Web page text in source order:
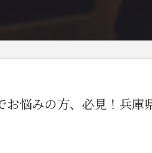
お悩みの方、必見！兵